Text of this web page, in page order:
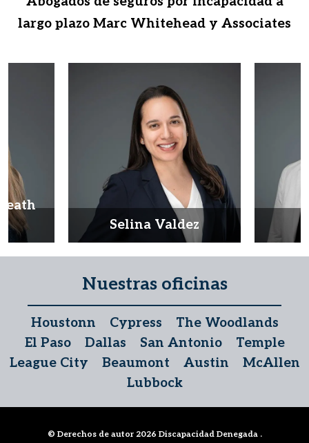
Selina Valdez
largo plazo Marc Whitehead y Associates
Nuestras oficinas
Houstonn Cypress
The Woodlands
El Paso
Dallas San Antonio
Temple
League City
Beaumont Austin
McAllen
Lubbock
© Derechos de autor 2026 Discapacidad Denegada .